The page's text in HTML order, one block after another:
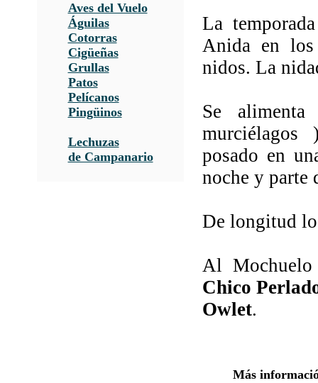
Aves del Vuelo
Águilas
Cotorras
Cigüeñas
Grullas
Patos
Pelícanos
Pingüinos
Lechuzas
de Campanario
La
Anida en los
nidos. La
Se
murciélagos
posado en
noche y parte
De longitud
Al
Chico
Owlet.
Más